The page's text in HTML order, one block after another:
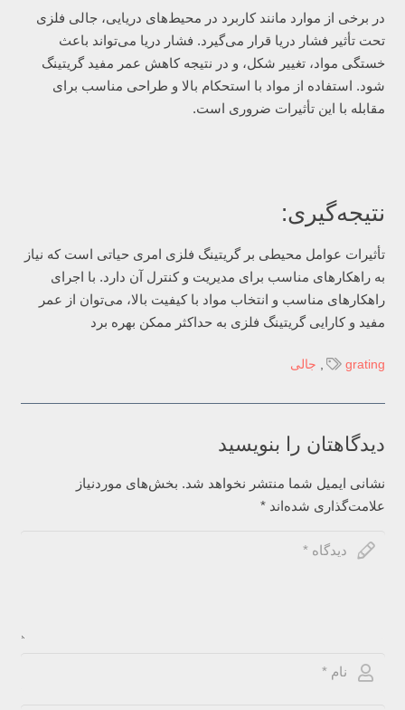
در برخی از موارد مانند کاربرد در محیط‌های دریایی، جالی فلزی
تحت تأثیر فشار دریا قرار می‌گیرد. فشار دریا می‌تواند باعث
خستگی مواد، تغییر شکل، و در نتیجه کاهش عمر مفید گریتینگ
شود. استفاده از مواد با استحکام بالا و طراحی مناسب برای
مقابله با این تأثیرات ضروری است.
نتیجه‌گیری:
تأثیرات عوامل محیطی بر گریتینگ فلزی امری حیاتی است که نیاز
به راهکارهای مناسب برای مدیریت و کنترل آن دارد. با اجرای
راهکارهای مناسب و انتخاب مواد با کیفیت بالا، می‌توان از عمر
مفید و کارایی گریتینگ فلزی به حداکثر ممکن بهره برد
grating
, جالی
دیدگاهتان را بنویسید
نشانی ایمیل شما منتشر نخواهد شد. بخش‌های موردنیاز
علامت‌گذاری شده‌اند*